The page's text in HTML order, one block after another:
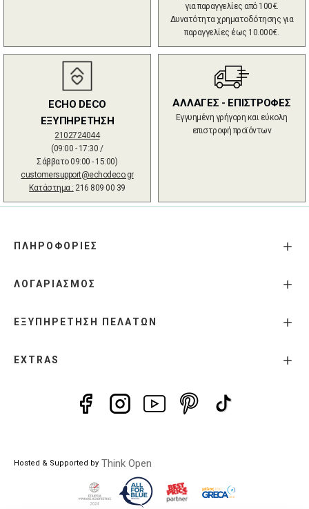
για παραγγελίες από 100€.
Δυνατότητα χρηματοδότησης για
παραγγελίες έως 10.000€.
ECHO DECO
ΕΞΥΠΗΡΕΤΗΣΗ
2102724044
(09:00 - 17:30 /
Σάββατο 09:00 - 15:00)
customersupport@echodeco.gr
Κατάστημα : 216 809 00 39
ΑΛΛΑΓΕΣ - ΕΠΙΣΤΡΟΦΕΣ
Εγγυημένη γρήγορη και εύκολη
επιστροφή προϊόντων
ΠΛΗΡΟΦΟΡΙΕΣ
ΛΟΓΑΡΙΑΣΜΟΣ
ΕΞΥΠΗΡΕΤΗΣΗ ΠΕΛΑΤΩΝ
EXTRAS
Hosted & Supported by Think Open